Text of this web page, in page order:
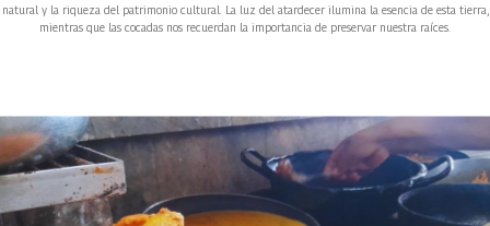
natural y la riqueza del patrimonio cultural. La luz del atardecer ilumina la esencia de esta tierra,
mientras que las cocadas nos recuerdan la importancia de preservar nuestra raíces.